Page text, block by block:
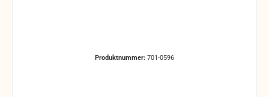
Produktnummer: 701-0596